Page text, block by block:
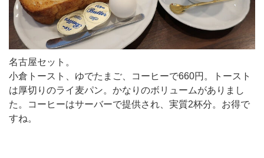
名古屋セット。
小倉トースト、ゆでたまご、コーヒーで660円。トースト
は厚切りのライ麦パン。かなりのボリュームがありまし
た。コーヒーはサーバーで提供され、実質2杯分。お得で
すね。